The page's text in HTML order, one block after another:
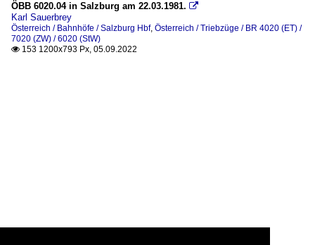
ÖBB 6020.04 in Salzburg am 22.03.1981. 
Karl Sauerbrey
Österreich / Bahnhöfe / Salzburg Hbf, Österreich / Triebzüge / BR 4020 (ET) /
7020 (ZW) / 6020 (StW)
 153 1200x793 Px, 05.09.2022